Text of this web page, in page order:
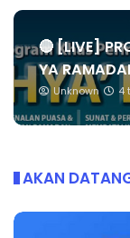
🔴 [LIVE]
YA
Unknown 4
AKAN